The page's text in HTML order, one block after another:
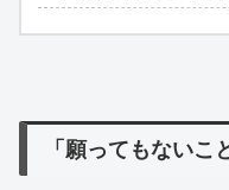
「願ってもない